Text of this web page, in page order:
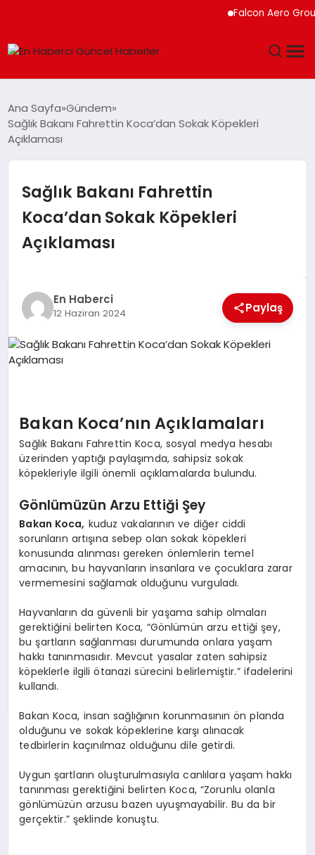
Falcon Aero
SPOR
TEKNOLOJI
MAGAZIN
EKONOMI
EĞITIM
Ana Sayfa Gündem
Sağlık Bakanı Fahrettin Koca’dan Sokak Köpekleri
Açıklaması
Sağlık Bakanı Fahrettin
Koca’dan Sokak Köpekleri
Açıklaması
En Haberci
12 Haziran 2024 Paylaş
Bakan Koca’nın Açıklamaları
Sağlık Bakanı Fahrettin Koca, sosyal medya hesabı
üzerinden yaptığı paylaşımda, sahipsiz sokak
köpekleriyle ilgili önemli açıklamalarda bulundu.
Gönlümüzün Arzu Ettiği Şey
Bakan Koca, kuduz vakalarının ve diğer ciddi
sorunların artışına sebep olan sokak köpekleri
konusunda alınması gereken önlemlerin temel
amacının, bu hayvanların insanlara ve çocuklara zarar
vermemesini sağlamak olduğunu vurguladı.
Hayvanların da güvenli bir yaşama sahip olmaları
gerektiğini belirten Koca, “Gönlümün arzu ettiği şey,
bu şartların sağlanması durumunda onlara yaşam
hakkı tanınmasıdır. Mevcut yasalar zaten sahipsiz
köpeklerle ilgili ötanazi sürecini belirlemiştir.” ifadelerini
kullandı.
Bakan Koca, insan sağlığının korunmasının ön planda
olduğunu ve sokak köpeklerine karşı alınacak
tedbirlerin kaçınılmaz olduğunu dile getirdi.
Uygun şartların oluşturulmasıyla canlılara yaşam hakkı
tanınması gerektiğini belirten Koca, “Zorunlu olanla
gönlümüzün arzusu bazen uyuşmayabilir. Bu da bir
gerçektir.” şeklinde konuştu.